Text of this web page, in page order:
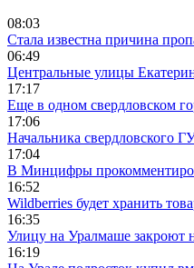
08:03
Стала известна причина
06:49
Центральные улицы
17:17
Еще в одном свердловском
17:06
Начальника свердловского
17:04
В Минцифры
16:52
Wildberries будет хранить
16:35
Улицу на Уралмаше закроют
16:19